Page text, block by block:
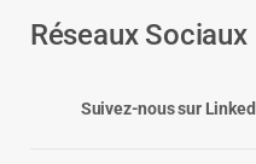
Réseaux Sociaux
Suivez-nous sur